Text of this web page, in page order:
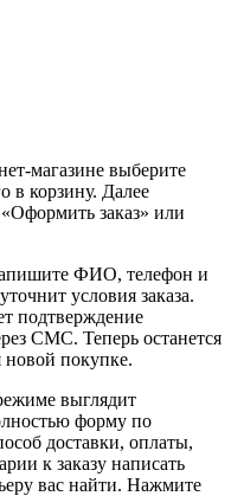
магазине выберите
в корзину. Далее
заказ» или
ФИО, телефон и
условия заказа.
подтверждение
СМС. Теперь останется
новой покупке.
выглядит
форму по
доставки, оплаты,
к заказу написать
вас найти. Нажмите